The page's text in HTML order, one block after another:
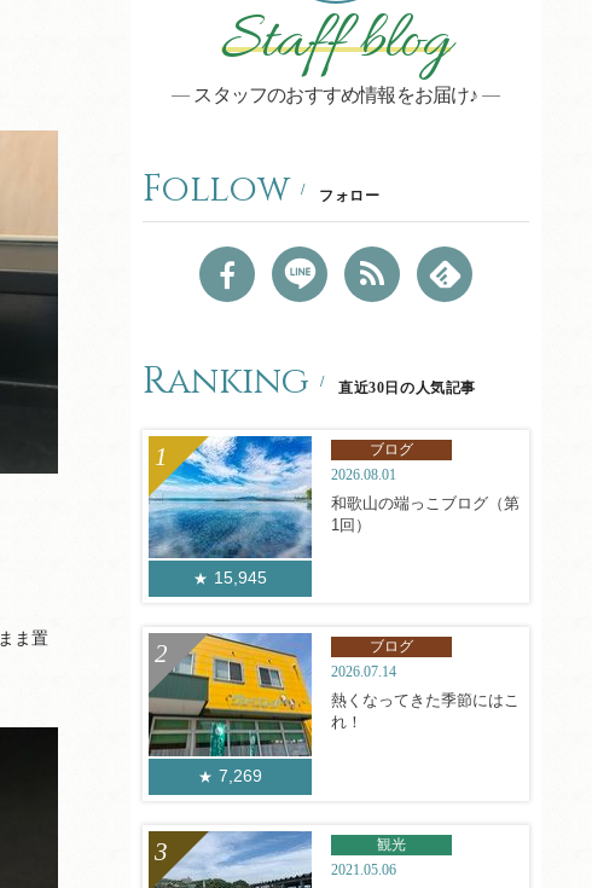
ま置
Staff blog
スタッフのおすすめ情報をお届け♪
Follow フォロー
Ranking 直近30日の人気記事
15,945
ブログ
2026.08.01
和歌山の端っこブログ（第
1回）
7,269
ブログ
2026.07.14
熱くなってきた季節にはこ
れ！
観光
2021.05.06